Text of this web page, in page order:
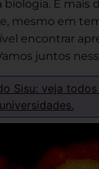
E mais
mesmo em
encontrar
juntos
Sisu: veja
universidades.